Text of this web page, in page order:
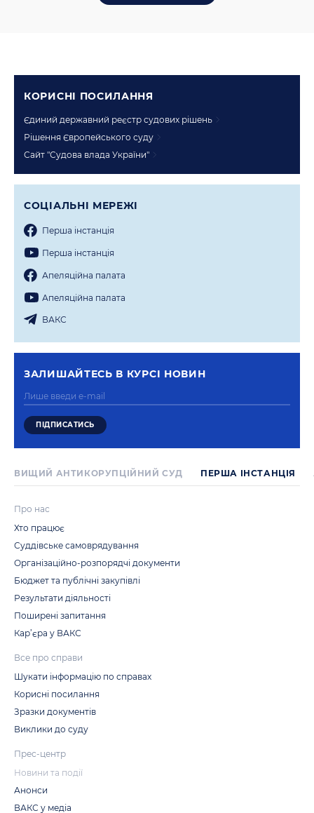
КОРИСНI ПОСИЛАННЯ
Єдиний державний реєстр судових рішень
Рішення Європейського суду
Сайт "Судова влада України"
СОЦIАЛЬНI МЕРЕЖI
Перша iнстанцiя
Перша iнстанцiя
Апеляцiйна палата
Апеляцiйна палата
ВАКС
ЗАЛИШАЙТЕСЬ В КУРСI НОВИН
ВИЩИЙ АНТИКОРУПЦІЙНИЙ СУД ПЕРША IНСТАНЦIЯ
Про нас
Хто працює
Суддівське самоврядування
Організаційно-розпорядчі документи
Бюджет та публічні закупівлі
Результати діяльності
Поширені запитання
Кар’єра у ВАКС
Все про справи
Шукати інформацію по справах
Корисні посилання
Зразки документів
Виклики до суду
Прес-центр
Новини та події
Анонси
ВАКС у медіа